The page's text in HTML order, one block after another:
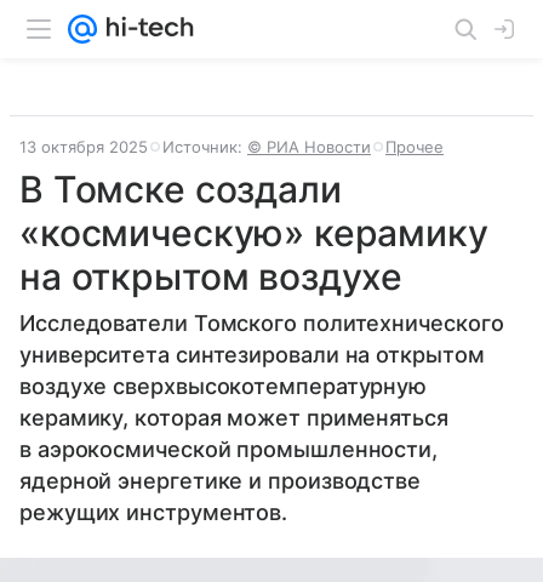
13 октября 2025 Источник: © РИА Новости Прочее
В Томске создали
«космическую» керамику
на открытом воздухе
Исследователи Томского политехнического
университета синтезировали на открытом
воздухе сверхвысокотемпературную
керамику, которая может применяться
в аэрокосмической промышленности,
ядерной энергетике и производстве
режущих инструментов.